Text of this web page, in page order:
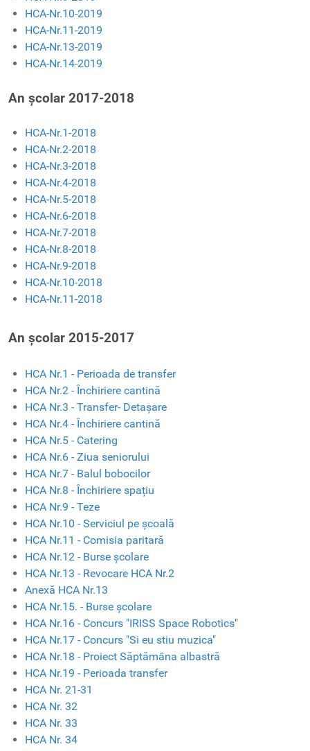
HCA-Nr.10-2019
HCA-Nr.11-2019
HCA-Nr.13-2019
HCA-Nr.14-2019
An școlar 2017-2018
HCA-Nr.1-2018
HCA-Nr.2-2018
HCA-Nr.3-2018
HCA-Nr.4-2018
HCA-Nr.5-2018
HCA-Nr.6-2018
HCA-Nr.7-2018
HCA-Nr.8-2018
HCA-Nr.9-2018
HCA-Nr.10-2018
HCA-Nr.11-2018
An școlar 2015-2017
HCA Nr.1 - Perioada de transfer
HCA Nr.2 - Închiriere cantină
HCA Nr.3 - Transfer- Detașare
HCA Nr.4 - Închiriere cantină
HCA Nr.5 - Catering
HCA Nr.6 - Ziua seniorului
HCA Nr.7 - Balul bobocilor
HCA Nr.8 - Închiriere spațiu
HCA Nr.9 - Teze
HCA Nr.10 - Serviciul pe școală
HCA Nr.11 - Comisia paritară
HCA Nr.12 - Burse școlare
HCA Nr.13 - Revocare HCA Nr.2
Anexă HCA Nr.13
HCA Nr.15. - Burse școlare
HCA Nr.16 - Concurs "IRISS Space Robotics"
HCA Nr.17 - Concurs "Si eu stiu muzica"
HCA Nr.18 - Proiect Săptămâna albastră
HCA Nr.19 - Perioada transfer
HCA Nr. 21-31
HCA Nr. 32
HCA Nr. 33
HCA Nr. 34